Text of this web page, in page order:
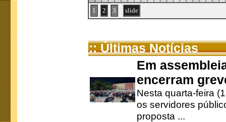
1 2 3 slide
:: Últimas Notícias
Em
encerram
Nesta quarta-feira
os servidores
proposta ...